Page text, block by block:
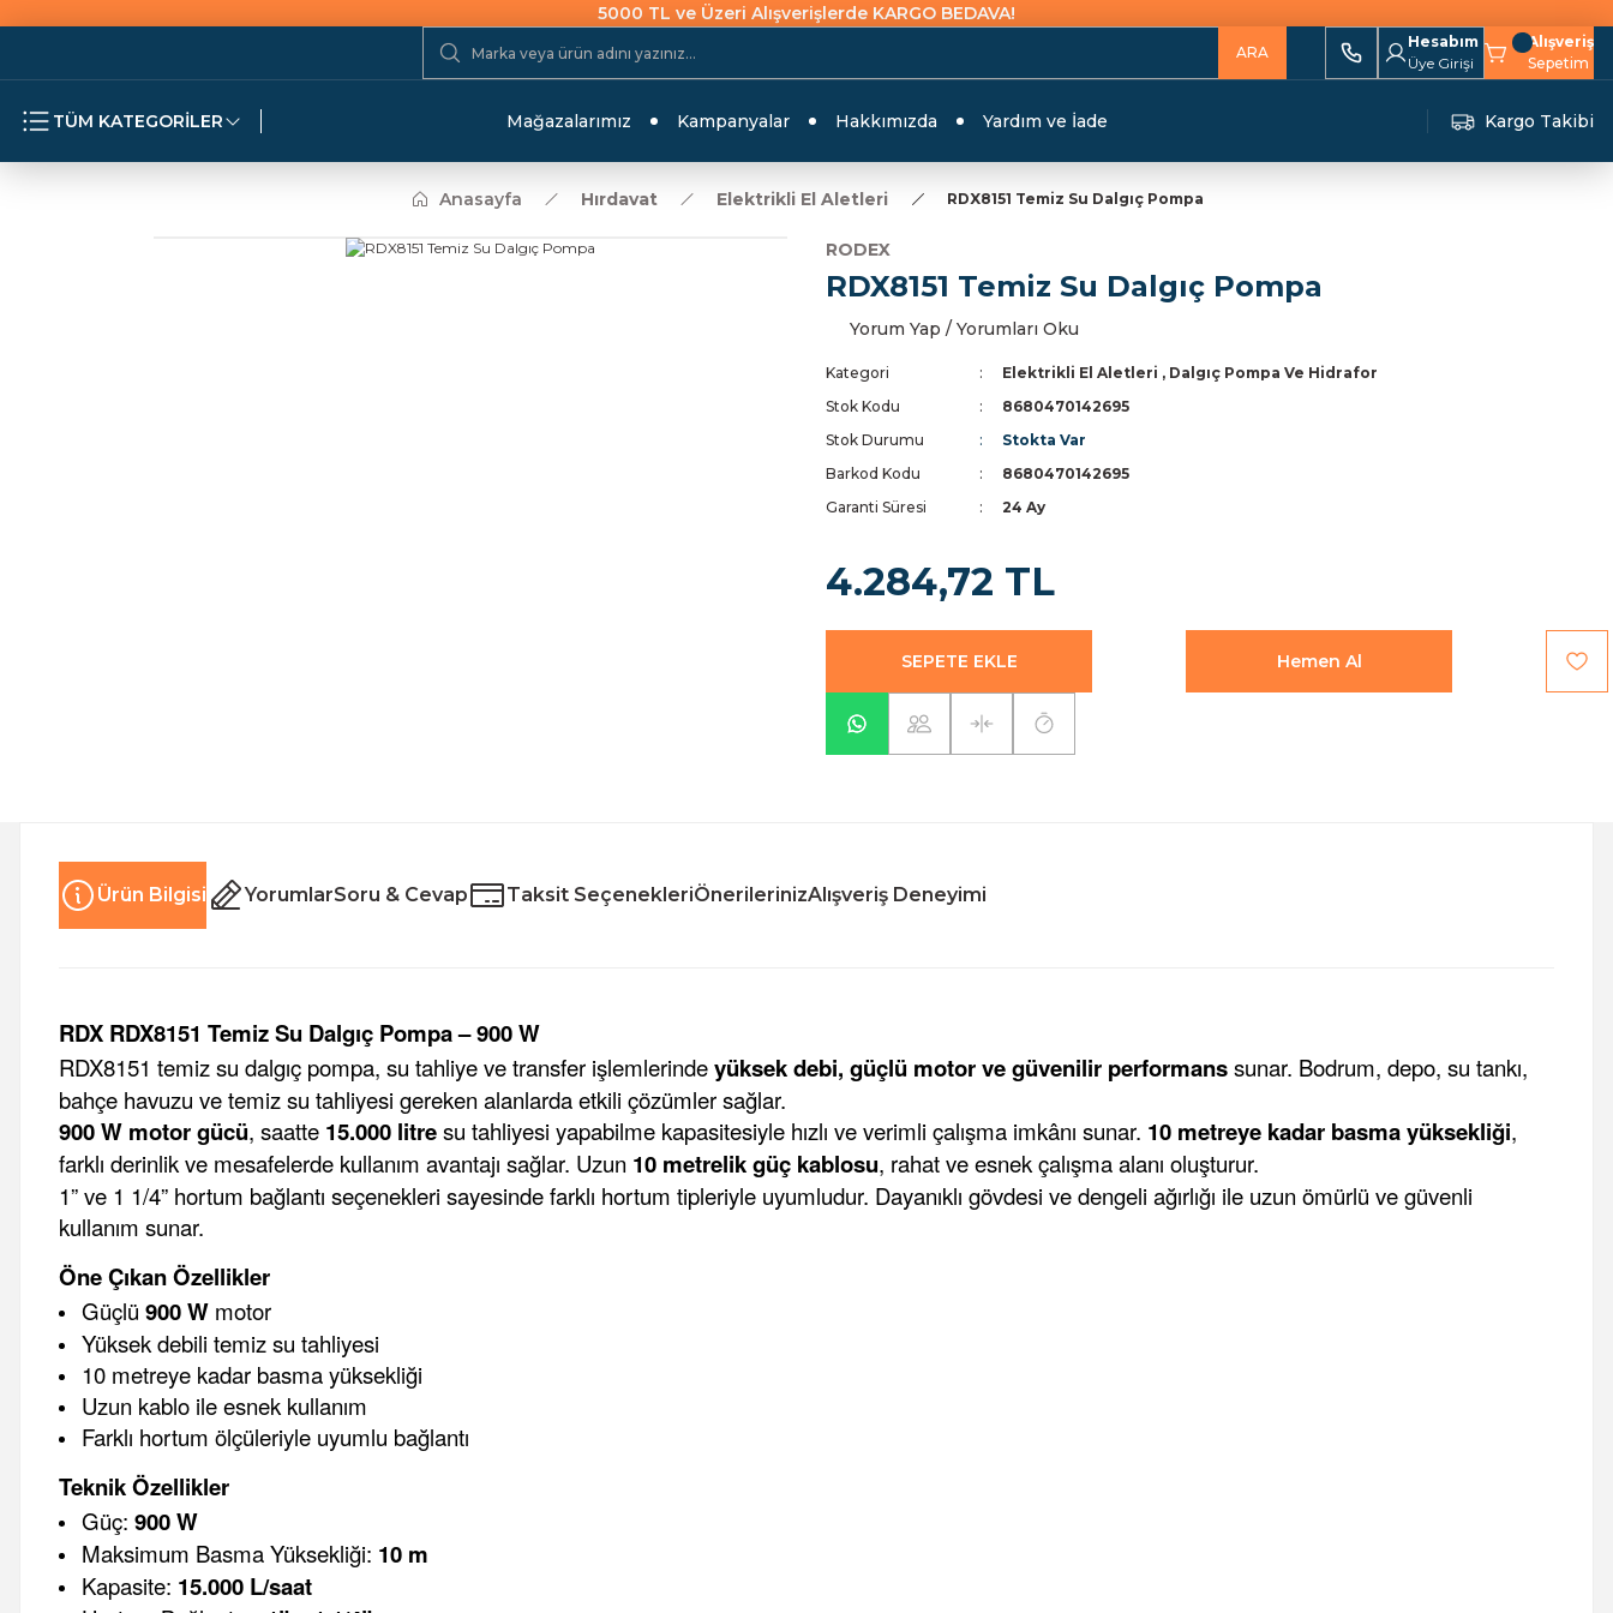
5000 TL ve Üzeri Alışverişlerde KARGO BEDAVA!
ARA
Hesabım
Üye Girişi
Alışveriş
Sepetim
TÜM KATEGORİLER Mağazalarımız Kampanyalar Hakkımızda Yardım ve İade Kargo Takibi
Anasayfa Hırdavat Elektrikli El Aletleri RDX8151 Temiz Su Dalgıç Pompa
RODEX
RDX8151 Temiz Su Dalgıç Pompa
Yorum Yap / Yorumları Oku
Kategori Elektrikli El Aletleri , Dalgıç Pompa Ve Hidrafor
Stok Kodu
8680470142695
Stok Durumu
Stokta Var
Barkod Kodu
8680470142695
Garanti Süresi
24 Ay
4.284,72 TL
SEPETE EKLE Hemen Al
Ürün Bilgisi YorumlarSoru & Cevap Taksit SeçenekleriÖnerilerinizAlışveriş Deneyimi
RDX RDX8151 Temiz Su Dalgıç Pompa – 900 W
RDX8151 temiz su dalgıç pompa, su tahliye ve transfer işlemlerindeyüksek debi, güçlü motor ve güvenilir performanssunar. Bodrum, depo, su tankı,
bahçe havuzu ve temiz su tahliyesi gereken alanlarda etkili çözümler sağlar.
900 W motor gücü, saatte 15.000 litresu tahliyesi yapabilme kapasitesiyle hızlı ve verimli çalışma imkânı sunar. 10 metreye kadar basma yüksekliği,
farklı derinlik ve mesafelerde kullanım avantajı sağlar. Uzun 10 metrelik güç kablosu, rahat ve esnek çalışma alanı oluşturur.
1” ve 1 1/4” hortum bağlantı seçenekleri sayesinde farklı hortum tipleriyle uyumludur. Dayanıklı gövdesi ve dengeli ağırlığı ile uzun ömürlü ve güvenli
kullanım sunar.
Öne Çıkan Özellikler
Güçlü 900 W motor
Yüksek debili temiz su tahliyesi
10 metreye kadar basma yüksekliği
Uzun kablo ile esnek kullanım
Farklı hortum ölçüleriyle uyumlu bağlantı
Teknik Özellikler
Güç: 900 W
Maksimum Basma Yüksekliği: 10 m
Kapasite: 15.000 L/saat